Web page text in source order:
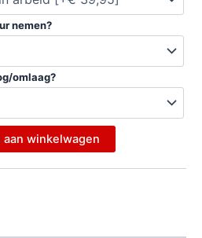
nemen?
omlaag?
aan winkelwagen